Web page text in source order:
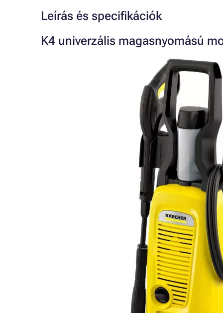
Leírás és specifikációk
K4 univerzális magasnyomású